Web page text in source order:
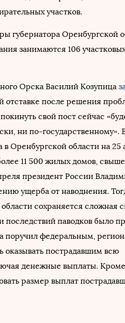
участков.
губернатора Оренбургской
занимаются 106
Орска Василий Козупица
после решения
свой пост сейчас
ни по-государственному».
в Оренбургской области на 25
11 500 жилых домов, свыше
президент России
ущерба от наводнения.
сохраняется сложная
последствий паводков было
поручил федеральным,
пострадавшим всю
денежные выплаты. Кроме
размер выплат